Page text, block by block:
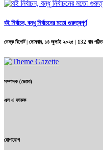
বই নির্বাচন, বন্ধু নির্বাচনের মতো গুরুত্বপূর্ণ
ডেস্ক রিপোর্ট | সোমবার, ১৪ জুলাই ২০২৫ | 132 বার পঠিত
সম্পাদক (ডেমো)
এস এ ফারুক
যোগাযোগ